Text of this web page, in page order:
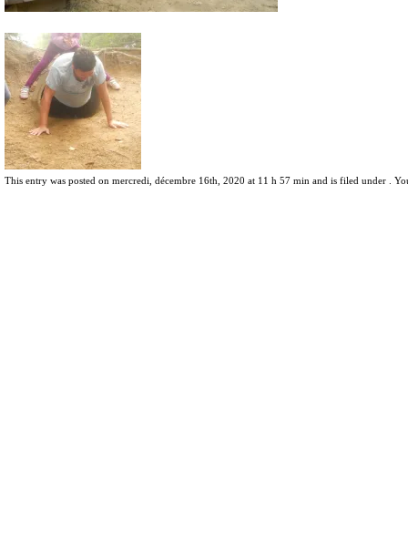
This entry was posted on mercredi, décembre 16th, 2020 at 11 h 57 min and is filed under .